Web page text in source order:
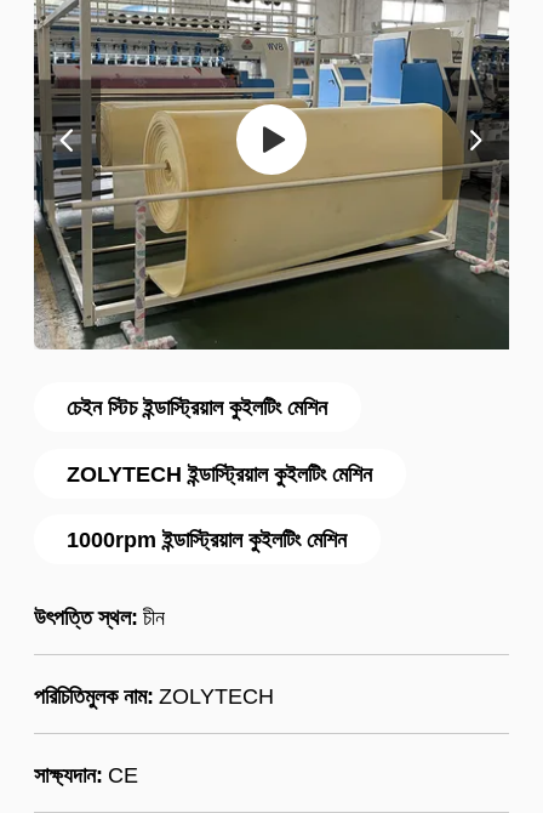
চেইন স্টিচ ইন্ডাস্ট্রিয়াল কুইলটিং মেশিন
ZOLYTECH ইন্ডাস্ট্রিয়াল কুইলটিং মেশিন
1000rpm ইন্ডাস্ট্রিয়াল কুইলটিং মেশিন
উৎপত্তি স্থল: চীন
পরিচিতিমুলক নাম: ZOLYTECH
সাক্ষ্যদান: CE